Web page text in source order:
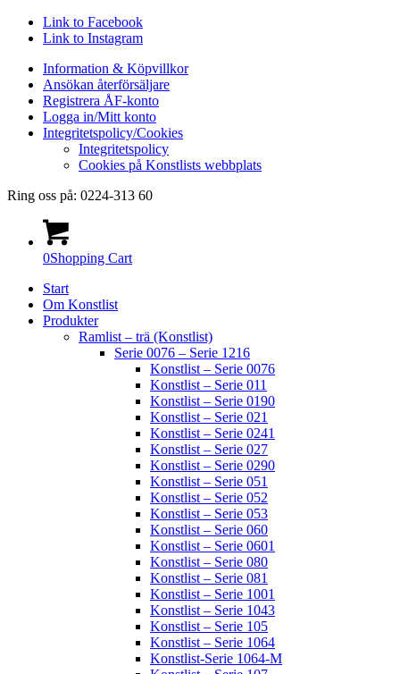
Link to Facebook
Link to Instagram
Information & Köpvillkor
Ansökan återförsäljare
Registrera ÅF-konto
Logga in/Mitt konto
Integritetspolicy/Cookies
Integritetspolicy
Cookies på Konstlists webbplats
Ring oss på: 0224-313 60
0Shopping Cart
Start
Om Konstlist
Produkter
Ramlist – trä (Konstlist)
Serie 0076 – Serie 1216
Konstlist – Serie 0076
Konstlist – Serie 011
Konstlist – Serie 0190
Konstlist – Serie 021
Konstlist – Serie 0241
Konstlist – Serie 027
Konstlist – Serie 0290
Konstlist – Serie 051
Konstlist – Serie 052
Konstlist – Serie 053
Konstlist – Serie 060
Konstlist – Serie 0601
Konstlist – Serie 080
Konstlist – Serie 081
Konstlist – Serie 1001
Konstlist – Serie 1043
Konstlist – Serie 105
Konstlist – Serie 1064
Konstlist-Serie 1064-M